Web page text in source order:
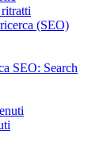
(SEO)
SEO: Search